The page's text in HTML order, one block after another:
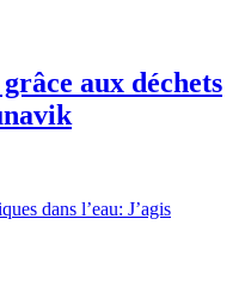
aux déchets
dans l’eau: J’agis